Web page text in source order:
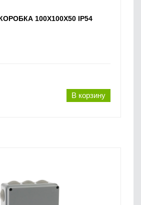
100Х100Х50 IP54
В корзину